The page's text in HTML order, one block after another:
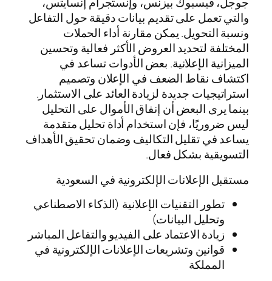
والتي تعمل على تقديم بيانات دقيقة حول التفاعل
ونسبة التحويل. يمكن مقارنة أداء الحملات
المختلفة لتحديد العروض الأكثر فعالية وتحسين
الميزانية الإعلانية. بعض الأدوات تساعد في
اكتشاف نقاط الضعف في الإعلان وتصميم
استراتيجيات جديدة لزيادة العائد على الاستثمار.
بينما يرى البعض أن إنفاق الأموال على التحليل
ليس ضروريًا، فإن استخدام أداة تحليل متقدمة
يساعد في تقليل التكاليف وضمان تحقيق الأهداف
التسويقية بشكل فعال.
مستقبل الإعلانات الإلكترونية في السعودية
تطور التقنيات الإعلانية (الذكاء الاصطناعي
وتحليل البيانات)
زيادة الاعتماد على الفيديو والتفاعل المباشر
قوانين وتشريعات الإعلانات الإلكترونية في
المملكة